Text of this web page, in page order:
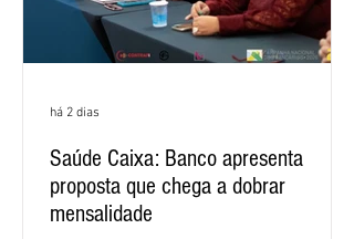
Saúde Caixa: Banco apresenta
proposta que chega a dobrar
mensalidade
há 2 dias